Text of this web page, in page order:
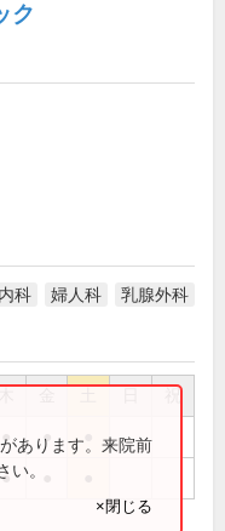
ク
科 婦人科 乳腺外科
祝
● ●
●
あります。来院前
い。
×閉じる